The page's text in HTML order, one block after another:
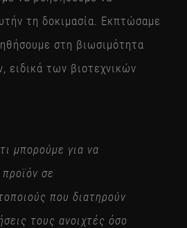
τη δοκιμασία. Εκπτώσαμε
στη βιωσιμότητα
ειδικά των βιοτεχνικών
μπορούμε για να
σε
που διατηρούν
τους ανοιχτές όσο